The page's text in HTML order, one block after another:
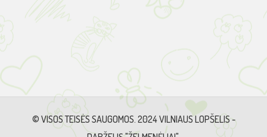
© VISOS TEISĖS SAUGOMOS. 2024 VILNIAUS LOPŠELIS -